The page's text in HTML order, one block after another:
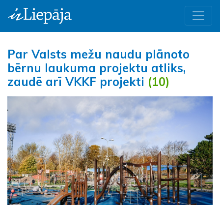
Par Valsts mežu naudu plānoto
bērnu laukuma projektu atliks,
zaudē arī VKKF projekti (10)